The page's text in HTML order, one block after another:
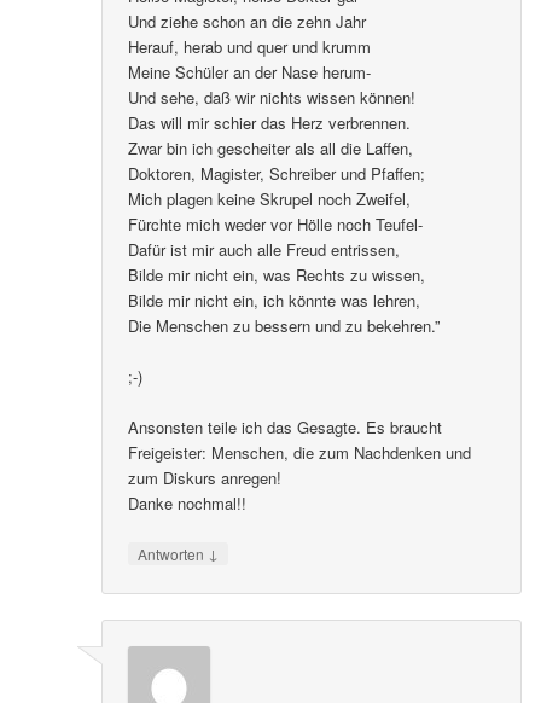
Und ziehe schon an die zehn Jahr
Herauf, herab und quer und krumm
Meine Schüler an der Nase herum-
Und sehe, daß wir nichts wissen können!
Das will mir schier das Herz verbrennen.
Zwar bin ich gescheiter als all die Laffen,
Doktoren, Magister, Schreiber und Pfaffen;
Mich plagen keine Skrupel noch Zweifel,
Fürchte mich weder vor Hölle noch Teufel-
Dafür ist mir auch alle Freud entrissen,
Bilde mir nicht ein, was Rechts zu wissen,
Bilde mir nicht ein, ich könnte was lehren,
Die Menschen zu bessern und zu bekehren.”
;-)
Ansonsten teile ich das Gesagte. Es braucht
Freigeister: Menschen, die zum Nachdenken und
zum Diskurs anregen!
Danke nochmal!!
Antworten ↓